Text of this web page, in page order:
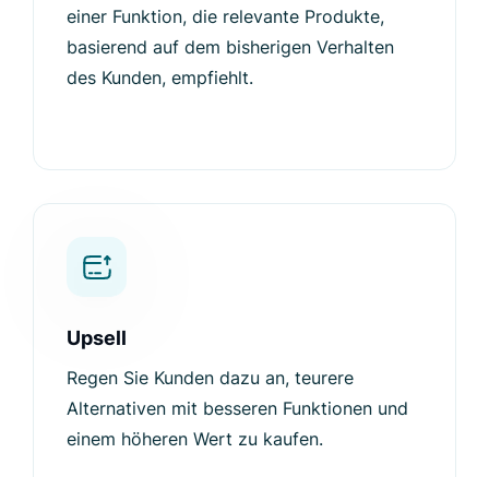
einer Funktion, die relevante Produkte,
basierend auf dem bisherigen Verhalten
des Kunden, empfiehlt.
Upsell
Regen Sie Kunden dazu an, teurere
Alternativen mit besseren Funktionen und
einem höheren Wert zu kaufen.